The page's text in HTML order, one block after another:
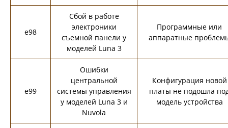
e98
Сбой в работе
электроники
съемной панели у
моделей Luna 3
Программные или
аппаратные
e99
Ошибки
центральной
системы управления
у моделей Luna 3 и
Nuvola
Конфигурация новой
платы не подошла
модель устройства